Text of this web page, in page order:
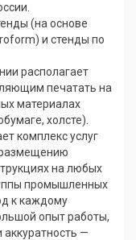
(на основе
и стенды по
располагает
печатать на
материалах
холсте).
комплекс услуг
размещению
на любых
промышленных
к каждому
опыт работы,
аккуратность —